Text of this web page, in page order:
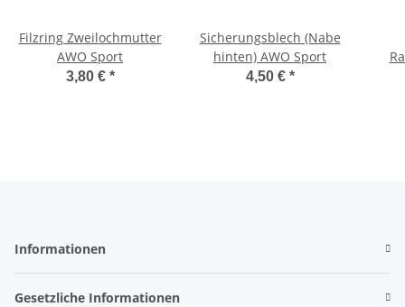
Filzring Zweilochmutter
AWO Sport
3,80 € *
Sicherungsblech (Nabe
hinten) AWO Sport
4,50 € *
Informationen
Gesetzliche Informationen